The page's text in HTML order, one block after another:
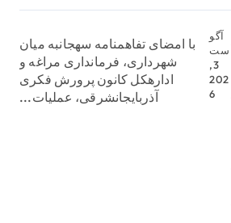
آگو
ست
3,
202
6
با امضای تفاهمنامه سهجانبه میان
شهرداری، فرمانداری مراغه و
ادارهکل کانون پرورش فکری
آذربایجانشرقی، عملیات...